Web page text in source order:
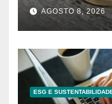
caranguejo-
AGOSTO 8, 2026
ESG E